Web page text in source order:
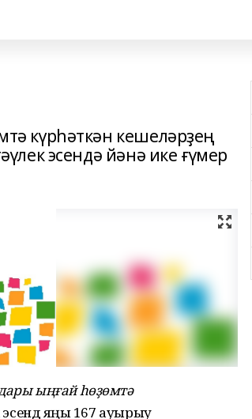
күрһәткән кешеләрҙең
эсендә йәнә ике ғүмер
ыңғай һөҙөмтә
эсендә яңы 167 ауырыу